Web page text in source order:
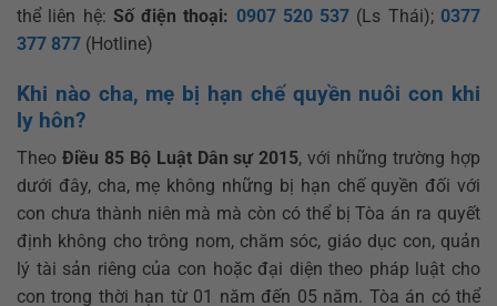
thể liên hệ: Số điện thoại: 0907 520 537 (Ls Thái); 0377
377 877 (Hotline)
Khi nào cha, mẹ bị hạn chế quyền nuôi con khi
ly hôn?
Theo Điều 85 Bộ Luật Dân sự 2015, với những trường hợp
dưới đây, cha, mẹ không những bị hạn chế quyền đối với
con chưa thành niên mà mà còn có thể bị Tòa án ra quyết
định không cho trông nom, chăm sóc, giáo dục con, quản
lý tài sản riêng của con hoặc đại diện theo pháp luật cho
con trong thời hạn từ 01 năm đến 05 năm. Tòa án có thể